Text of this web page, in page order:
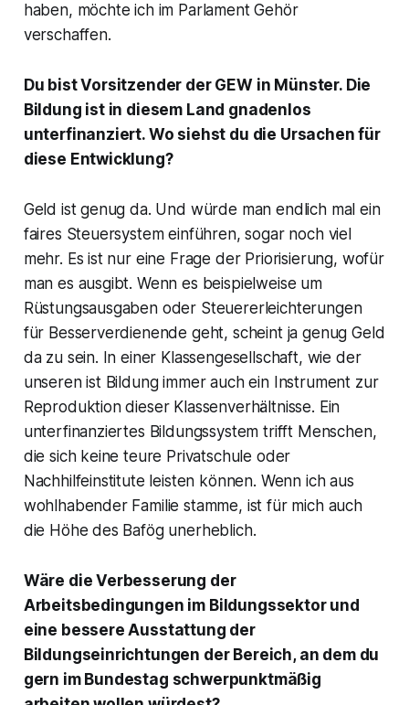
haben, möchte ich im Parlament Gehör
verschaffen.
Du bist Vorsitzender der GEW in Münster. Die
Bildung ist in diesem Land gnadenlos
unterfinanziert. Wo siehst du die Ursachen für
diese Entwicklung?
Geld ist genug da. Und würde man endlich mal ein
faires Steuersystem einführen, sogar noch viel
mehr. Es ist nur eine Frage der Priorisierung, wofür
man es ausgibt. Wenn es beispielweise um
Rüstungsausgaben oder Steuererleichterungen
für Besserverdienende geht, scheint ja genug Geld
da zu sein. In einer Klassengesellschaft, wie der
unseren ist Bildung immer auch ein Instrument zur
Reproduktion dieser Klassenverhältnisse. Ein
unterfinanziertes Bildungssystem trifft Menschen,
die sich keine teure Privatschule oder
Nachhilfeinstitute leisten können. Wenn ich aus
wohlhabender Familie stamme, ist für mich auch
die Höhe des Bafög unerheblich.
Wäre die Verbesserung der
Arbeitsbedingungen im Bildungssektor und
eine bessere Ausstattung der
Bildungseinrichtungen der Bereich, an dem du
gern im Bundestag schwerpunktmäßig